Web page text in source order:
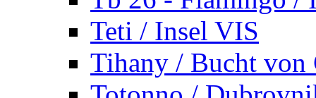
Teti / Insel VIS
Tihany / Bucht von